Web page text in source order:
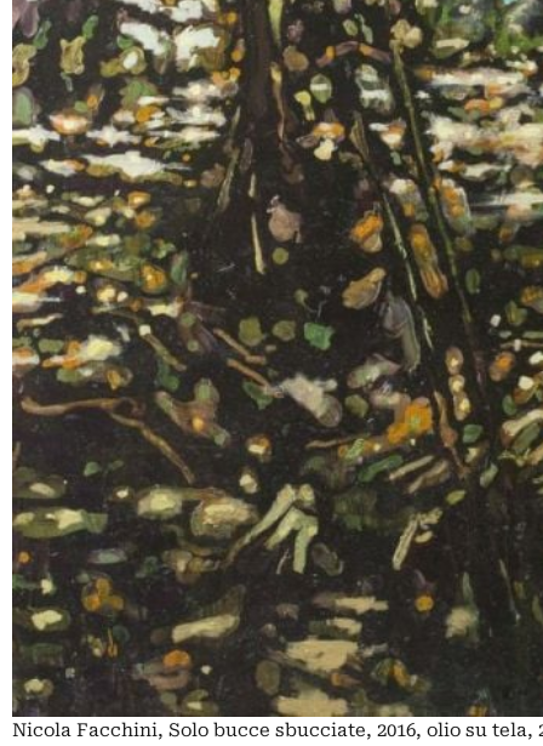
Nicola Facchini, Solo bucce sbucciate, 2016, olio su tela,